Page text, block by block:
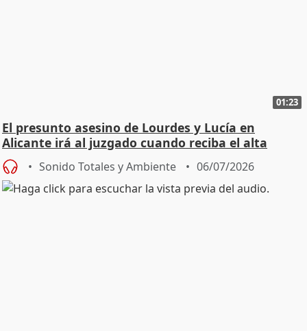
01:23
El presunto asesino de Lourdes y Lucía en
Alicante irá al juzgado cuando reciba el alta
Sonido Totales y Ambiente 06/07/2026